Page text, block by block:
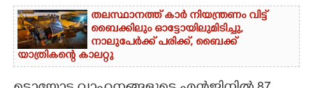
തലസ്ഥാനത്ത് കാർ നിയന്ത്രണം വിട്ട്
ബൈക്കിലും ഓട്ടോയിലുമിടിച്ചു,​
നാലുപേർക്ക് പരിക്ക്,​ ബൈക്ക്
യാത്രികന്റെ കാലറ്റു